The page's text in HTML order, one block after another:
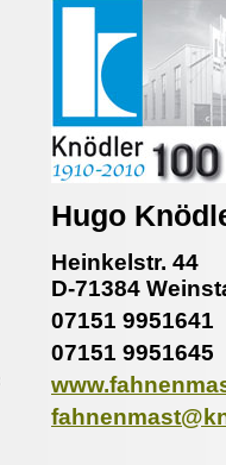
Hugo
Heinkelstr. 44
D-71384
07151 9951641
07151 9951645